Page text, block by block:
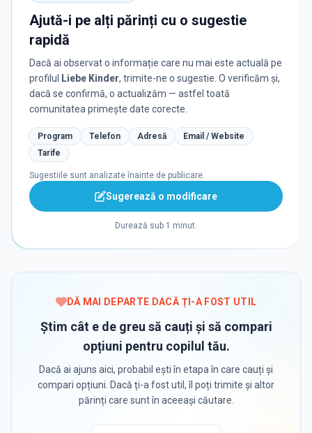
Ajută-i pe alți părinți cu o sugestie
rapidă
Dacă ai observat o informație care nu mai este actuală pe
profilul
Liebe Kinder, trimite-ne o sugestie. O verificăm și,
dacă se confirmă, o actualizăm — astfel toată
comunitatea primește date corecte.
Program Telefon Adresă
Email / Website
Tarife
Sugestiile sunt analizate înainte de publicare.
Sugerează o modificare
Durează sub 1 minut.
DĂ MAI DEPARTE DACĂ ȚI-A FOST UTIL
Știm cât e de greu să cauți și să compari
opțiuni pentru copilul tău.
Dacă ai ajuns aici, probabil ești în etapa în care cauți și
compari opțiuni. Dacă ți-a fost util, îl poți trimite și altor
părinți care sunt în aceeași căutare.